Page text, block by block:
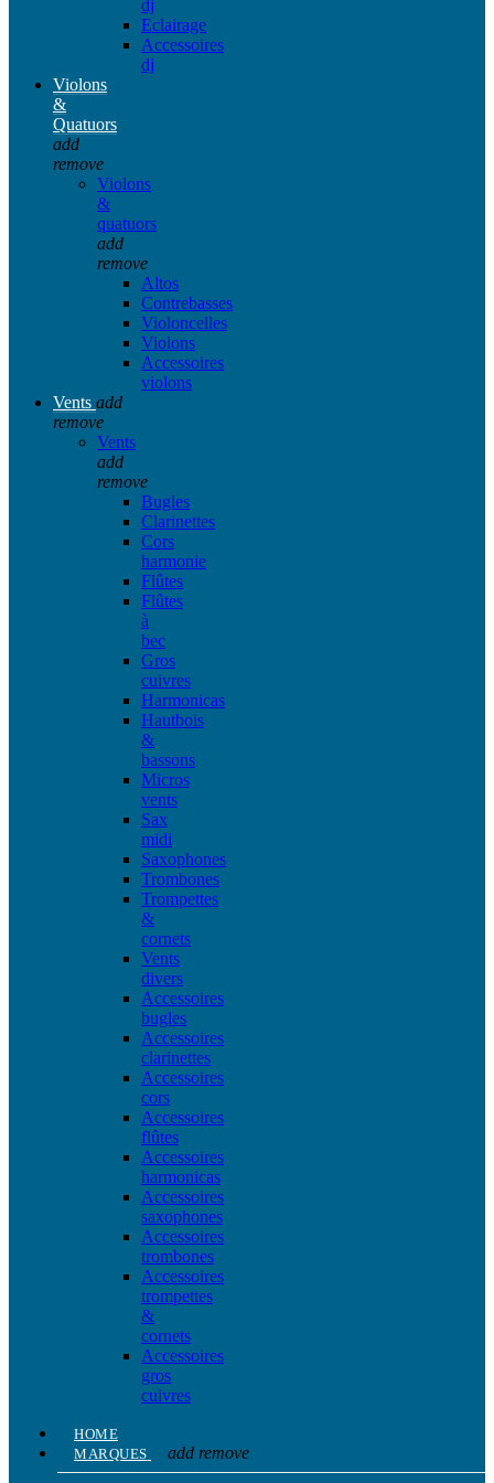
dj
Eclairage
Accessoires
dj
Violons
&
Quatuors
add
remove
Violons
&
quatuors
add
remove
Altos
Contrebasses
Violoncelles
Violons
Accessoires
violons
Vents add
remove
Vents
add
remove
Bugles
Clarinettes
Cors
harmonie
Flûtes
Flûtes
à
bec
Gros
cuivres
Harmonicas
Hautbois
&
bassons
Micros
vents
Sax
midi
Saxophones
Trombones
Trompettes
&
cornets
Vents
divers
Accessoires
bugles
Accessoires
clarinettes
Accessoires
cors
Accessoires
flûtes
Accessoires
harmonicas
Accessoires
saxophones
Accessoires
trombones
Accessoires
trompettes
&
cornets
Accessoires
gros
cuivres
HOME
MARQUES
add remove